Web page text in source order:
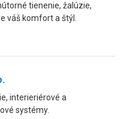
tienenie, žalúzie,
váš komfort a štýl.
interieriérové a
systémy.